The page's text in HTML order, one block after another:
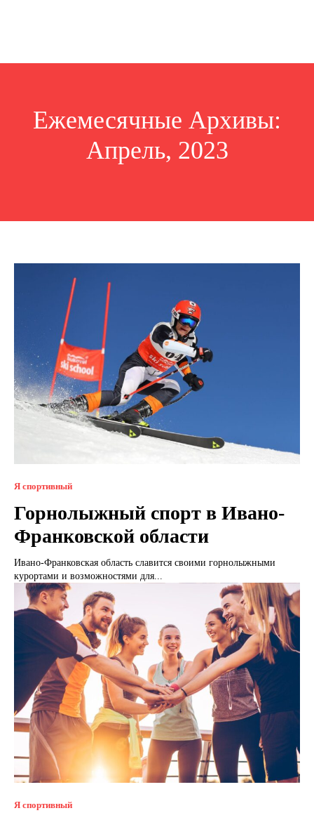
Ежемесячные Архивы:
Апрель, 2023
Я спортивный
Горнолыжный спорт в Ивано-
Франковской области
Ивано-Франковская область славится своими горнолыжными
курортами и возможностями для...
Я спортивный